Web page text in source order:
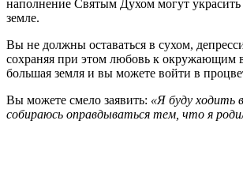
наполнение Святым Духом могут украсить
земле.
Вы не должны оставаться в сухом,
сохраняя при этом любовь к окружающим
большая земля и вы можете войти в
Вы можете смело заявить: «Я буду ходить
собираюсь оправдываться тем, что я